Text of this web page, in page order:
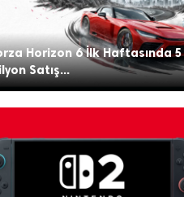
Horizon 6 İlk Haftasında 5
Satış...